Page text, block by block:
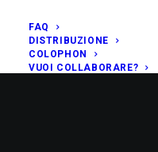
FAQ
DISTRIBUZIONE
COLOPHON
VUOI COLLABORARE?